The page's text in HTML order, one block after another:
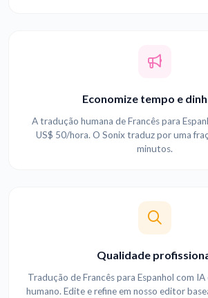
Economize tempo e
A tradução humana de Francês para
US$ 50/hora. O Sonix traduz por uma
minutos.
Qualidade
Tradução de Francês para Espanhol com
humano. Edite e refine em nosso editor